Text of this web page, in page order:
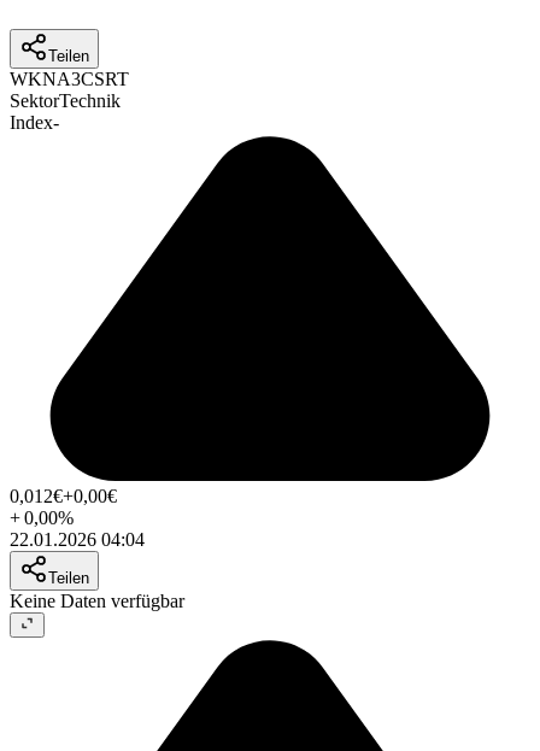
Teilen
WKNA3CSRT
SektorTechnik
Index-
0,012€+0,00€
+0,00%
22.01.2026 04:04
Teilen
Keine Daten verfügbar